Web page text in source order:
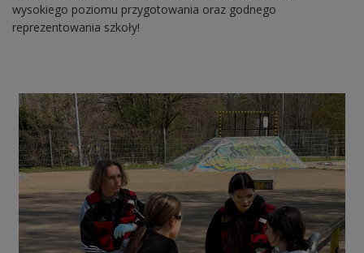
wysokiego poziomu przygotowania oraz godnego
reprezentowania szkoły!